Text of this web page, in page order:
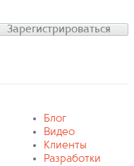
Зарегистрироваться
Блог
Видео
Клиенты
Разработки